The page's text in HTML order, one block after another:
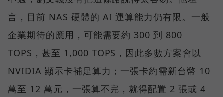
言，目前 NAS 硬體的 AI 運算能力仍有限。一般
企業期待的應用，可能需要約 300 到 800
TOPS，甚至 1,000 TOPS，因此多數方案會以
NVIDIA 顯示卡補足算力；一張卡約需新台幣 10
萬至 12 萬元，一張算不完，就得配置 2 張或 4